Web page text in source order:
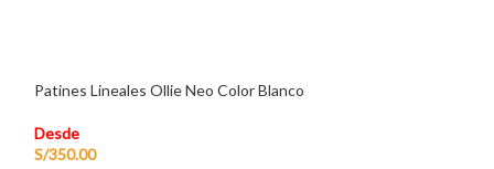
Patines Lineales Ollie Neo Color Blanco
Desde
S/350.00